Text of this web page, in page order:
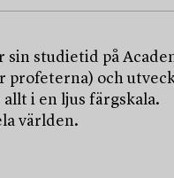
studietid på
och
i en ljus färgskala.
världen.